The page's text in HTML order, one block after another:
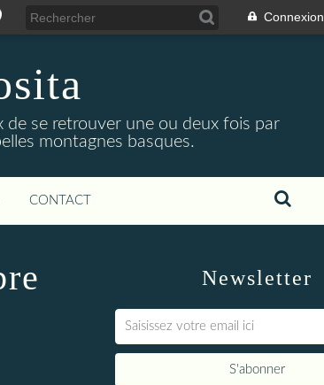
Connexion
de se retrouver une ou deux fois par
montagnes basques.
CONTACT
Newsletter